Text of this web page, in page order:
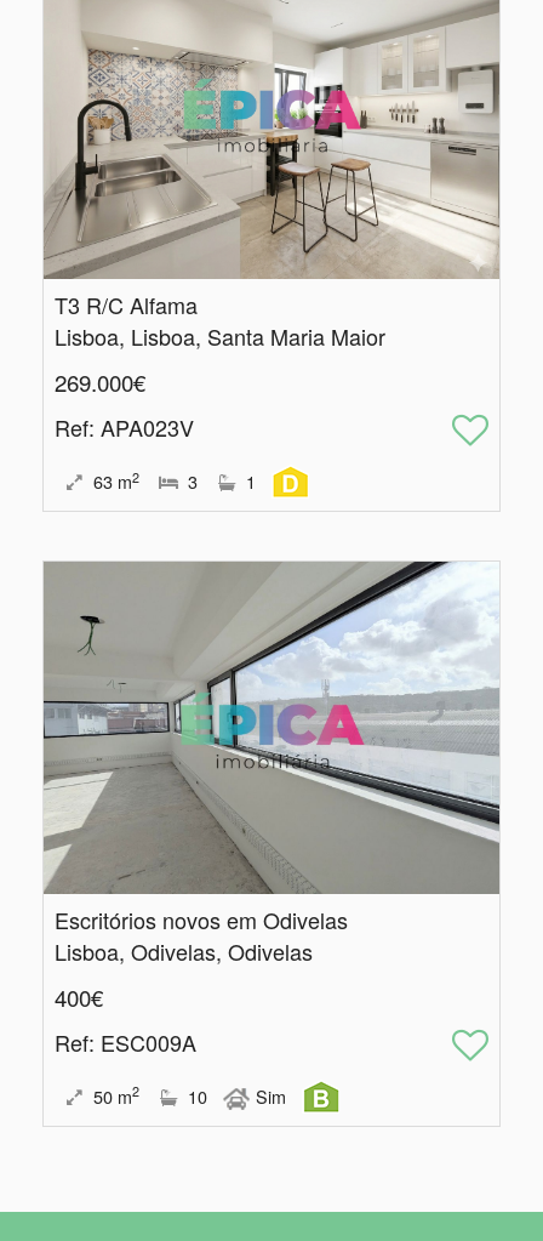
T3 R/C Alfama
Lisboa, Lisboa, Santa Maria Maior
269.000€
Ref: APA023V
63 m2 3 1
Escritórios novos em Odivelas
Lisboa, Odivelas, Odivelas
400€
Ref: ESC009A
50 m2 10 Sim